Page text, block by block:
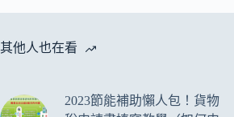
其他人也在看
2023節能補助懶人包！貨物